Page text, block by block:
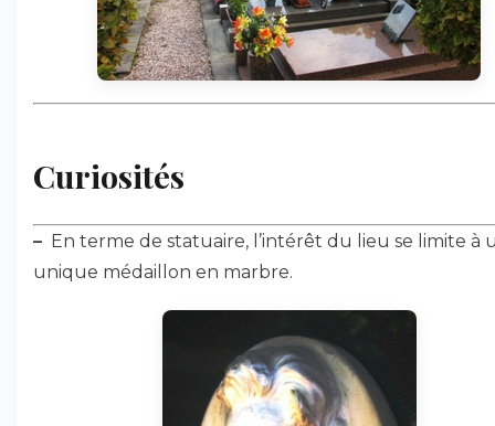
Curiosités
– En terme de statuaire, l’intérêt du lieu se limite à
unique médaillon en marbre.